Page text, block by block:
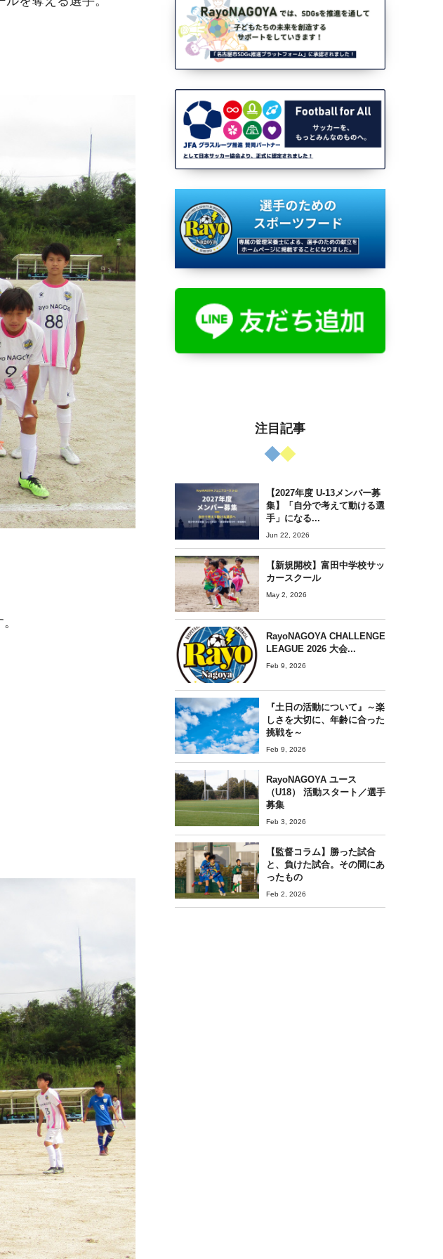
注目記事
【2027年度 U-13メンバー募
集】「自分で考えて動ける選
手」になる...
Jun 22, 2026
【新規開校】富田中学校サッ
カースクール
May 2, 2026
RayoNAGOYA CHALLENGE
LEAGUE 2026 大会...
Feb 9, 2026
『土日の活動について』～楽
しさを大切に、年齢に合った
挑戦を～
Feb 9, 2026
RayoNAGOYA ユース
（U18） 活動スタート／選手
募集
Feb 3, 2026
【監督コラム】勝った試合
と、負けた試合。その間にあ
ったもの
Feb 2, 2026